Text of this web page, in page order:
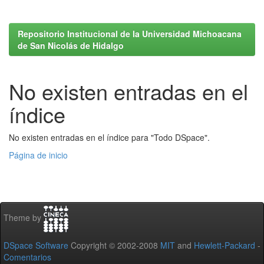
Repositorio Institucional de la Universidad Michoacana
de San Nicolás de Hidalgo
No existen entradas en el
índice
No existen entradas en el índice para "Todo DSpace".
Página de inicio
Theme by
DSpace Software Copyright © 2002-2008 MIT and Hewlett-Packard -
Comentarios